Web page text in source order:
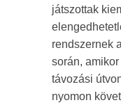
játszottak
rendszernek
során,
távozási
nyomon